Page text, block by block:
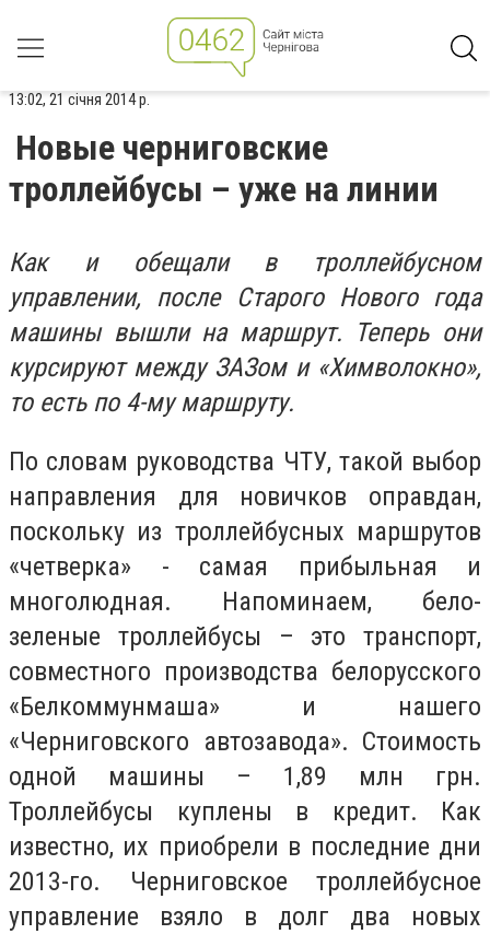
13:02, 21 січня 2014 р.
Новые черниговские
троллейбусы – уже на линии
Как и обещали в троллейбусном
управлении, после Старого Нового года
машины вышли на маршрут. Теперь они
курсируют между ЗАЗом и «Химволокно»,
то есть по 4-му маршруту.
По словам руководства ЧТУ, такой выбор
направления для новичков оправдан,
поскольку из троллейбусных маршрутов
«четверка» - самая прибыльная и
многолюдная. Напоминаем, бело-
зеленые троллейбусы – это транспорт,
совместного производства белорусского
«Белкоммунмаша» и нашего
«Черниговского автозавода». Стоимость
одной машины – 1,89 млн грн.
Троллейбусы куплены в кредит. Как
известно, их приобрели в последние дни
2013-го. Черниговское троллейбусное
управление взяло в долг два новых